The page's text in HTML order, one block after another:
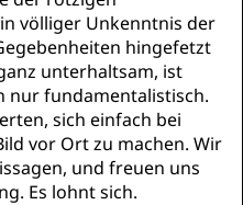
völliger Unkenntnis der
hingefetzt
unterhaltsam, ist
nur fundamentalistisch.
sich einfach bei
vor Ort zu machen. Wir
und freuen uns
Es lohnt sich.